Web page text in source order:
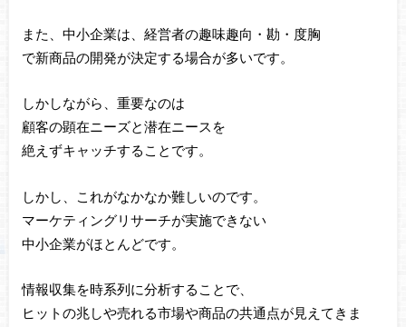
また、中小企業は、経営者の趣味趣向・勘・度胸
で新商品の開発が決定する場合が多いです。
しかしながら、重要なのは
顧客の顕在ニーズと潜在ニースを
絶えずキャッチすることです。
しかし、これがなかなか難しいのです。
マーケティングリサーチが実施できない
中小企業がほとんどです。
情報収集を時系列に分析することで、
ヒットの兆しや売れる市場や商品の共通点が見えてきま